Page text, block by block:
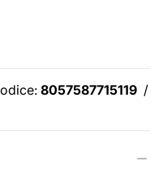
8057587715119 /